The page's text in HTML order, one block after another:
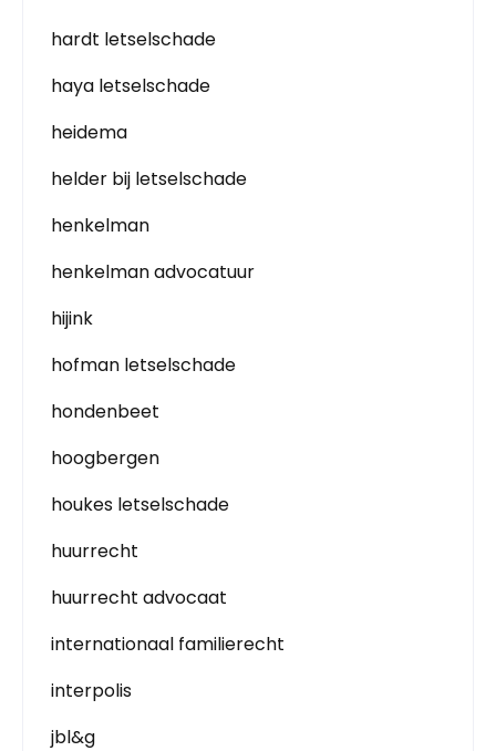
hardt letselschade
haya letselschade
heidema
helder bij letselschade
henkelman
henkelman advocatuur
hijink
hofman letselschade
hondenbeet
hoogbergen
houkes letselschade
huurrecht
huurrecht advocaat
internationaal familierecht
interpolis
jbl&g